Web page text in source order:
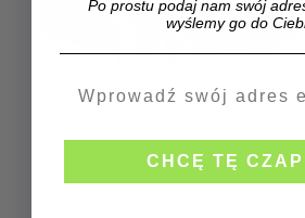
Po prostu podaj nam swój
wyślemy go do
CHCĘ TĘ